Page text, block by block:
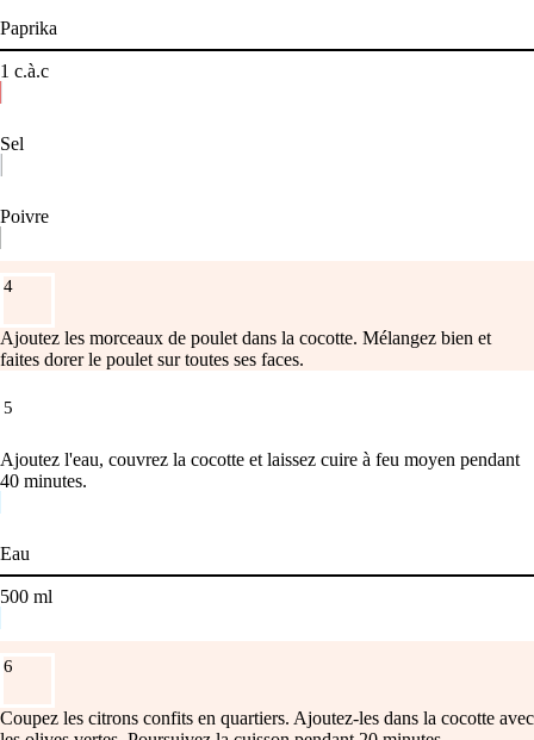
Paprika
1 c.à.c
Sel
Poivre
4
Ajoutez les morceaux de poulet dans la cocotte. Mélangez bien et
faites dorer le poulet sur toutes ses faces.
5
Ajoutez l'eau, couvrez la cocotte et laissez cuire à feu moyen pendant
40 minutes.
Eau
500 ml
6
Coupez les citrons confits en quartiers. Ajoutez-les dans la cocotte avec